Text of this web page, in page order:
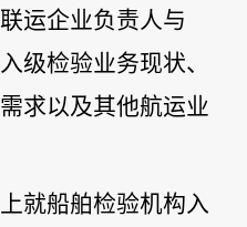
运企业负责人与
级检验业务现状、
求以及其他航运业
就船舶检验机构入